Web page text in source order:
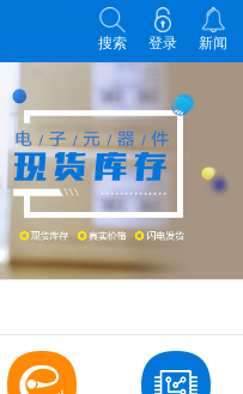
新闻
登录
搜索